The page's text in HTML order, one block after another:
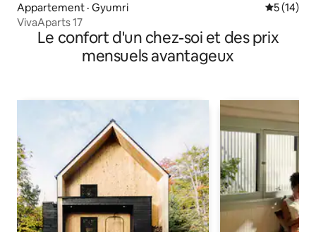
Appartement · Gyumri Note
5 (14)
VivaAparts 17
Le confort d'un chez-soi et des prix
mensuels avantageux